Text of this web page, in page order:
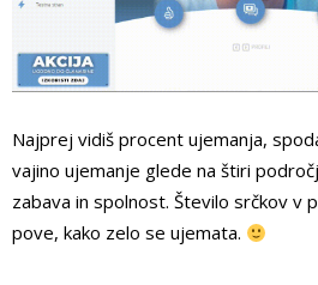
Najprej vidiš procent ujemanja,
vajino ujemanje glede na štiri
zabava in spolnost. Število srčkov v
pove, kako zelo se ujemata.